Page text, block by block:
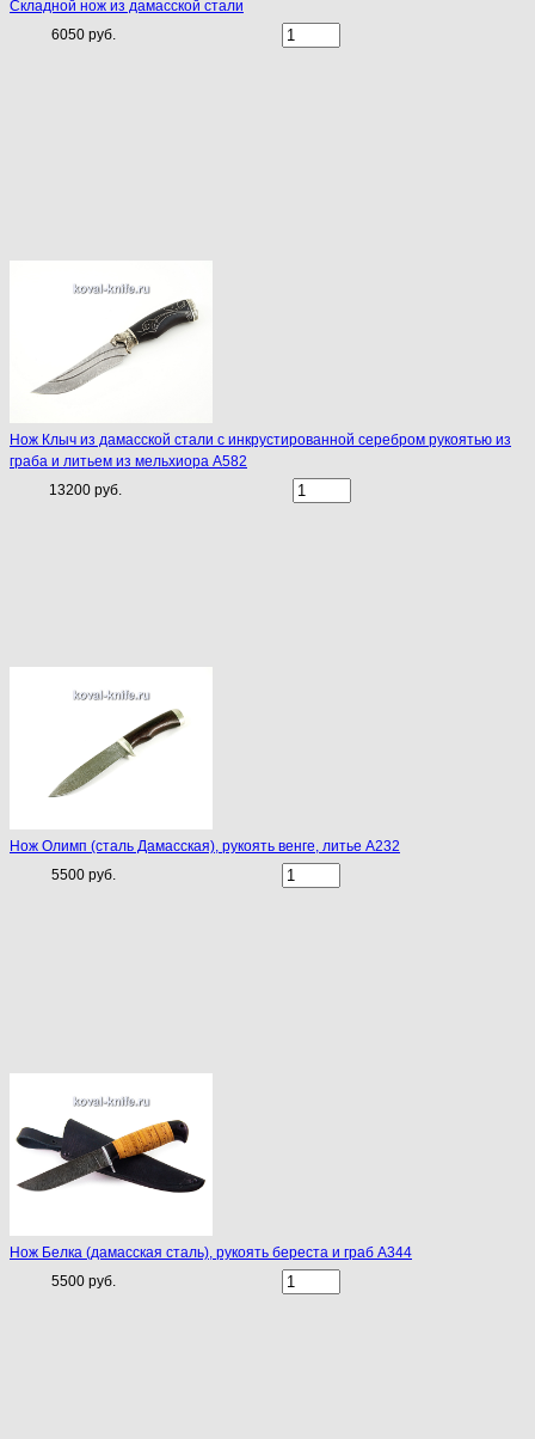
Складной нож из дамасской стали
6050 руб.
Нож Клыч из дамасской стали с инкрустированной серебром рукоятью из
граба и литьем из мельхиора A582
13200 руб.
Нож Олимп (сталь Дамасская), рукоять венге, литье A232
5500 руб.
Нож Белка (дамасская сталь), рукоять береста и граб A344
5500 руб.